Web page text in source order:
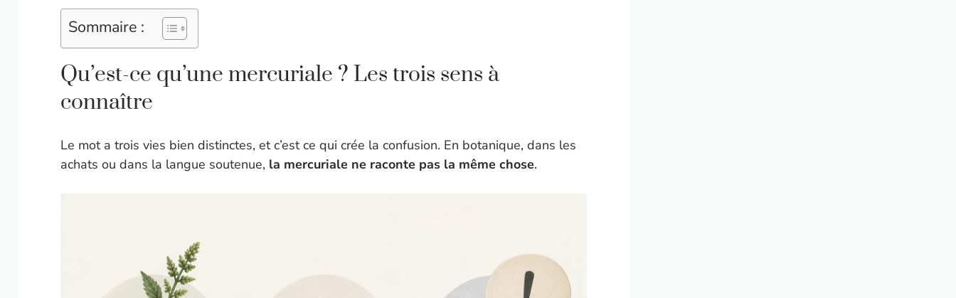
Sommaire :
Qu’est-ce qu’une mercuriale ? Les trois sens à
connaître
Le mot a trois vies bien distinctes, et c’est ce qui crée la confusion. En botanique, dans les
achats ou dans la langue soutenue, la mercuriale ne raconte pas la même chose.